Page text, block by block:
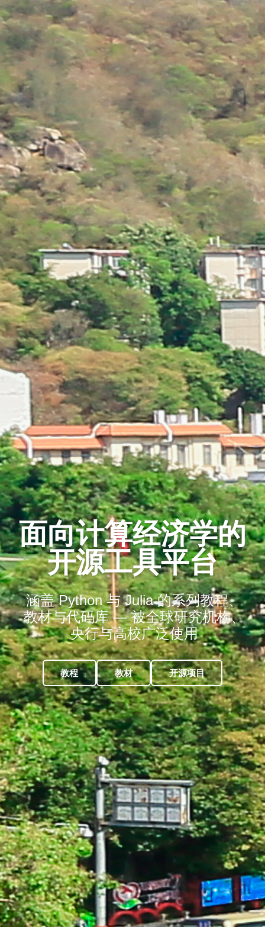
面向计算经济学的
开源工具平台
涵盖 Python 与 Julia 的系列教程、
教材与代码库 —被全球研究机构、
央行与高校广泛使用
教程 教材 开源项目